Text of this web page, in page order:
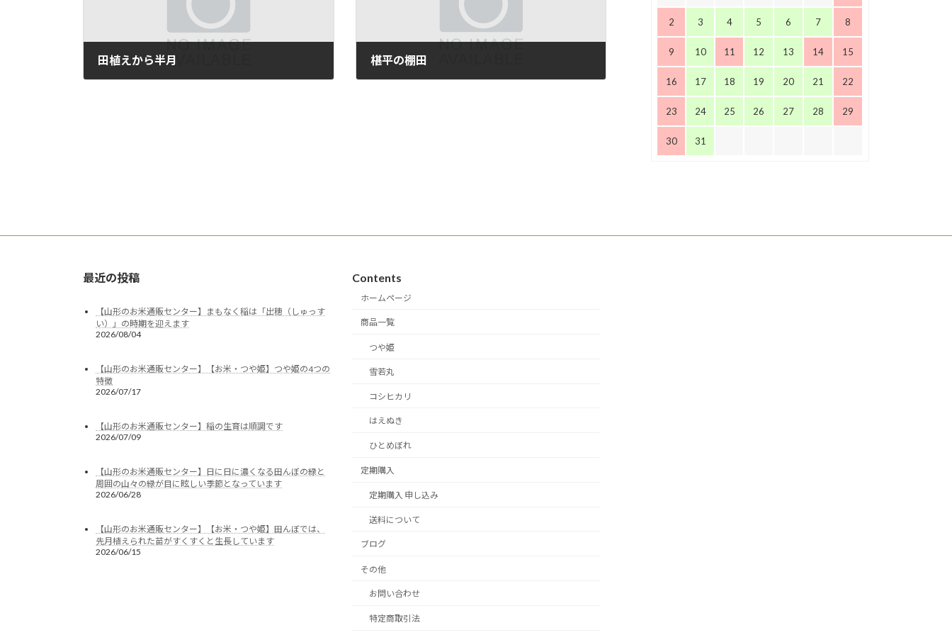
田植えから半月 椹平の棚田
2 3 4 5 6 7 8
9 10 11 12 13 14 15
16 17 18 19 20 21 22
23 24 25 26 27 28 29
30 31
最近の投稿
【山形のお米通販センター】まもなく稲は「出穂（しゅっす
い）」の時期を迎えます
2026/08/04
【山形のお米通販センター】【お米・つや姫】つや姫の4つの
特徴
2026/07/17
【山形のお米通販センター】稲の生育は順調です
2026/07/09
【山形のお米通販センター】日に日に濃くなる田んぼの緑と
周囲の山々の緑が目に眩しい季節となっています
2026/06/28
【山形のお米通販センター】【お米・つや姫】田んぼでは、
先月植えられた苗がすくすくと生長しています
2026/06/15
Contents
ホームページ
商品一覧
つや姫
雪若丸
コシヒカリ
はえぬき
ひとめぼれ
定期購入
定期購入 申し込み
送料について
ブログ
その他
お問い合わせ
特定商取引法